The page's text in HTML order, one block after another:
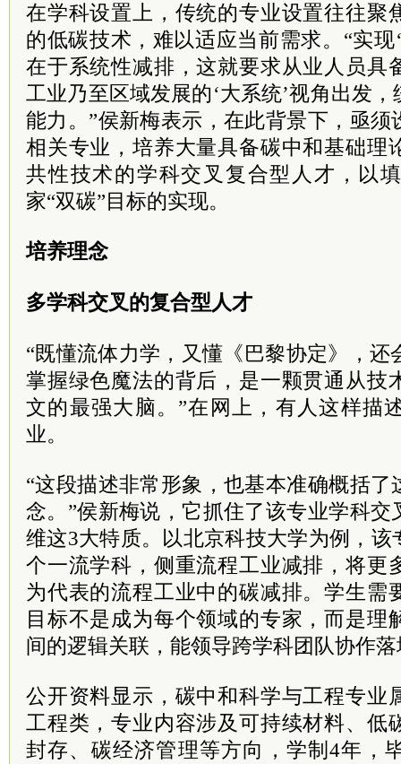
在学科设置上，传统的专业设置往往聚
的低碳技术，难以适应当前需求。“实现
在于系统性减排，这就要求从业人员具
工业乃至区域发展的‘大系统’视角出发
能力。”侯新梅表示，在此背景下，亟
相关专业，培养大量具备碳中和基础理
共性技术的学科交叉复合型人才，以
家“双碳”目标的实现。
培养理念
多学科交叉的复合型人才
“既懂流体力学，又懂《巴黎协定》，
掌握绿色魔法的背后，是一颗贯通从技
文的最强大脑。”在网上，有人这样描
业。
“这段描述非常形象，也基本准确概括
念。”侯新梅说，它抓住了该专业学科
维这3大特质。以北京科技大学为例，
个一流学科，侧重流程工业减排，将更
为代表的流程工业中的碳减排。学生需
目标不是成为每个领域的专家，而是理
间的逻辑关联，能领导跨学科团队协作
公开资料显示，碳中和科学与工程专业
工程类，专业内容涉及可持续材料、低
封存、碳经济管理等方向，学制4年，